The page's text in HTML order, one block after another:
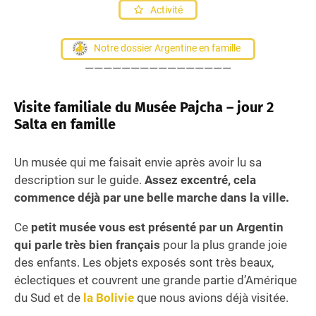
Activité
Notre dossier Argentine en famille
————————————————
Visite familiale du Musée Pajcha – jour 2
Salta en famille
Un musée qui me faisait envie après avoir lu sa
description sur le guide. Assez excentré, cela
commence déjà par une belle marche dans la ville.
Ce petit musée vous est présenté par un Argentin
qui parle très bien français pour la plus grande joie
des enfants. Les objets exposés sont très beaux,
éclectiques et couvrent une grande partie d’Amérique
du Sud et de la Bolivie que nous avions déjà visitée.